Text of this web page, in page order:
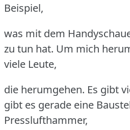
Beispiel,
was mit dem
zu tun hat. Um mich
viele Leute,
die herumgehen. Es gibt
gibt es gerade eine
Presslufthammer,